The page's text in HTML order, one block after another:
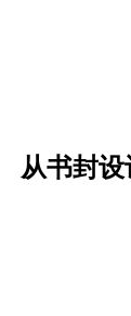
书封设